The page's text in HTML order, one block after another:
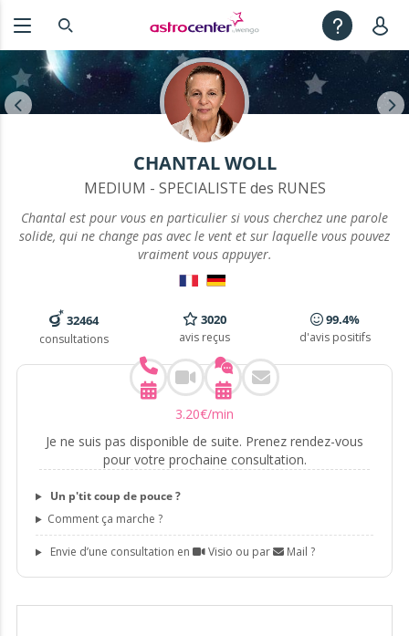
CHANTAL WOLL
MEDIUM - SPECIALISTE des RUNES
Chantal est pour vous en particulier si vous cherchez une parole
solide, qui ne change pas avec le vent et sur laquelle vous pouvez
vraiment vous appuyer.
32464
consultations
3020
avis reçus
99.4%
d'avis positifs
3.20€/min
Je ne suis pas disponible de suite. Prenez rendez-vous
pour votre prochaine consultation.
Un p'tit coup de pouce ?
Comment ça marche ?
Envie d’une consultation en Visio ou par Mail ?